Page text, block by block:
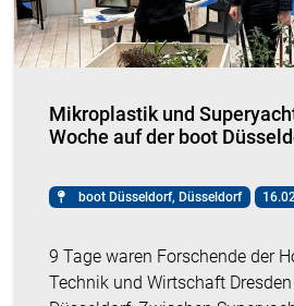
Mikroplastik und
Woche auf der boot
boot Düsseldorf, Düsseldorf
9 Tage waren Forschende der
Technik und Wirtschaft